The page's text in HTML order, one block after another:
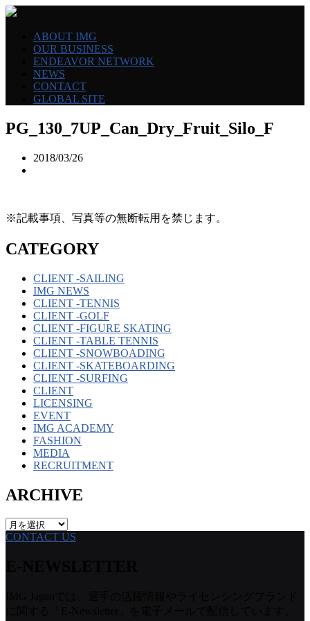
ABOUT IMG
OUR BUSINESS
ENDEAVOR NETWORK
NEWS
CONTACT
GLOBAL SITE
PG_130_7UP_Can_Dry_Fruit_Silo_F
2018/03/26
※記載事項、写真等の無断転用を禁じます。
CATEGORY
CLIENT -SAILING
IMG NEWS
CLIENT -TENNIS
CLIENT -GOLF
CLIENT -FIGURE SKATING
CLIENT -TABLE TENNIS
CLIENT -SNOWBOADING
CLIENT -SKATEBOARDING
CLIENT -SURFING
CLIENT
LICENSING
EVENT
IMG ACADEMY
FASHION
MEDIA
RECRUITMENT
ARCHIVE
ARCHIVE
CONTACT US